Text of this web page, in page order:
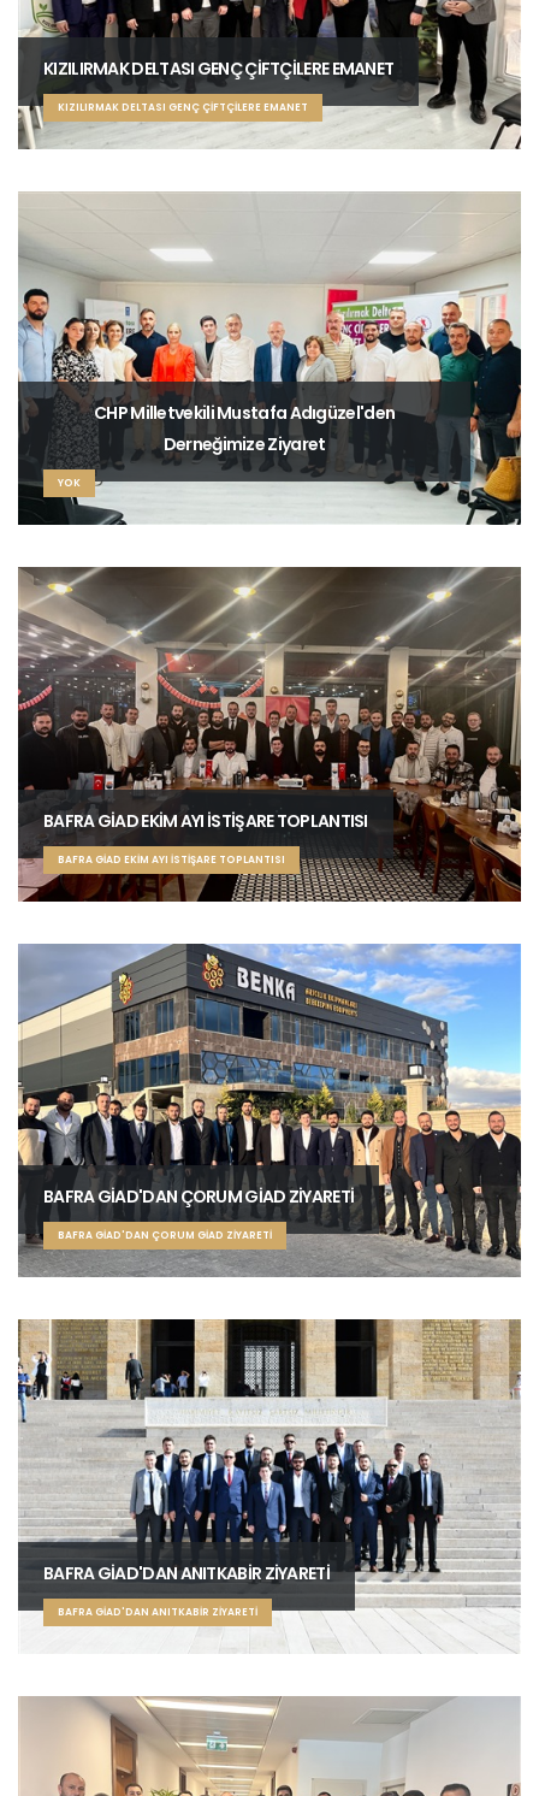
KIZILIRMAK DELTASI GENÇ ÇİFTÇİLERE EMANET
KIZILIRMAK DELTASI GENÇ ÇİFTÇİLERE EMANET
CHP Milletvekili Mustafa Adıgüzel'den
Derneğimize Ziyaret
YOK
BAFRA GİAD EKİM AYI İSTİŞARE TOPLANTISI
BAFRA GİAD EKİM AYI İSTİŞARE TOPLANTISI
BAFRA GİAD'DAN ÇORUM GİAD ZİYARETİ
BAFRA GİAD'DAN ÇORUM GİAD ZİYARETİ
BAFRA GİAD'DAN ANITKABİR ZİYARETİ
BAFRA GİAD'DAN ANITKABİR ZİYARETİ